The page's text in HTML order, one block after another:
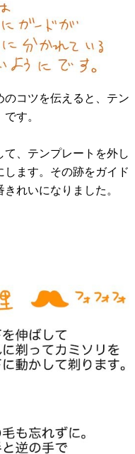
のコツを伝えると、テン
す。
、テンプレートを外し
ます。その跡をガイド
れいになりました。